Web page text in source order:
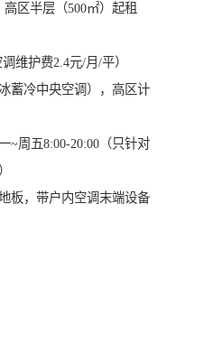
区半层（500㎡）起租
维护费2.4元/月/平）
蓄冷中央空调），高区计
~周五8:00-20:00（只针对
板，带户内空调末端设备